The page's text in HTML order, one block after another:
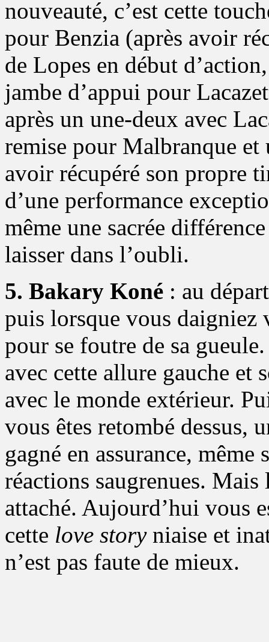
nouveauté, c’est cette
pour Benzia (après avoir
de Lopes en début
jambe d’appui pour
après un une-deux avec
remise pour Malbranque
avoir récupéré son propre
d’une performance
même une sacrée
laisser dans l’oubli.
5. Bakary Koné : au
puis lorsque vous daigniez
pour se foutre de sa
avec cette allure gauche et
avec le monde extérieur.
vous êtes retombé dessus,
gagné en assurance,
réactions saugrenues.
attaché. Aujourd’hui vous
cette love storyniaise et
n’est pas faute de mieux.